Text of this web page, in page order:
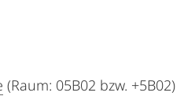
(Raum: 05B02 bzw. +5B02)